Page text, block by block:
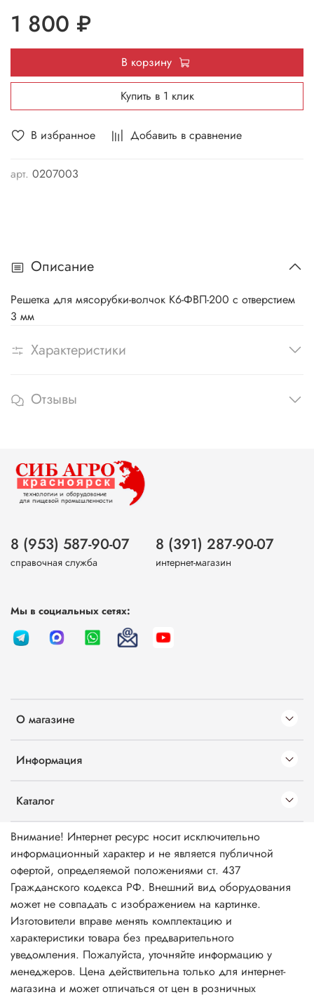
В избранное Добавить в сравнение
арт. 0207003
1 800 ₽
В корзину
Купить в 1 клик
Описание
Решетка для мясорубки-волчок К6-ФВП-200 с отверстием
3 мм
Характеристики
Отзывы
О магазине
Информация
Каталог
8 (953) 587-90-07
справочная служба
8 (391) 287-90-07
интернет-магазин
Мы в социальных сетях:
Внимание! Интернет ресурс носит исключительно
информационный характер и не является публичной
офертой, определяемой положениями ст. 437
Гражданского кодекса РФ. Внешний вид оборудования
может не совпадать с изображением на картинке.
Изготовители вправе менять комплектацию и
характеристики товара без предварительного
уведомления. Пожалуйста, уточняйте информацию у
менеджеров. Цена действительна только для интернет-
магазина и может отличаться от цен в розничных